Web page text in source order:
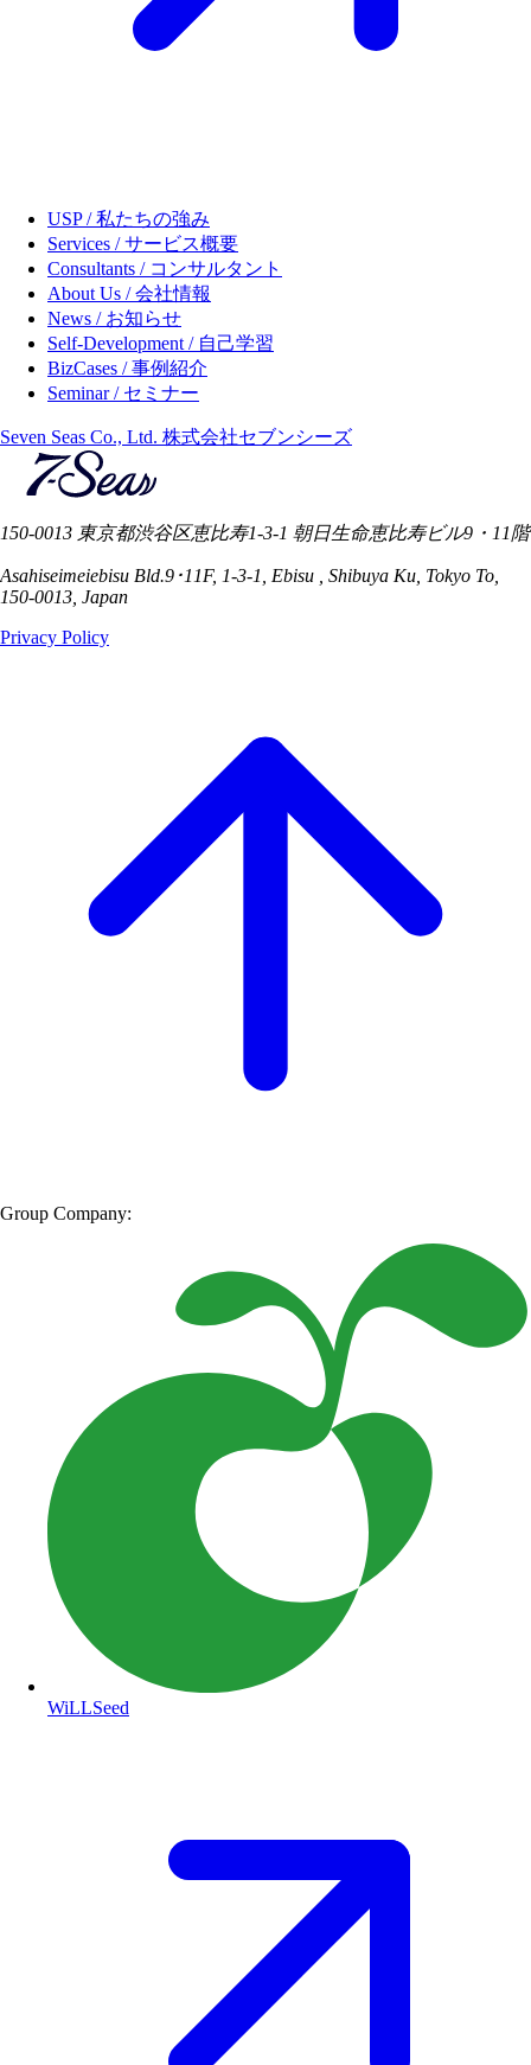
USP / 私たちの強み
Services / サービス概要
Consultants / コンサルタント
About Us / 会社情報
News / お知らせ
Self-Development / 自己学習
BizCases / 事例紹介
Seminar / セミナー
Seven Seas Co., Ltd. 株式会社セブンシーズ
150-0013 東京都渋谷区恵比寿1-3-1 朝日生命恵比寿ビル9・11階
Asahiseimeiebisu Bld.9･11F, 1-3-1, Ebisu , Shibuya Ku, Tokyo To,
150-0013, Japan
Privacy Policy
Group Company:
WiLLSeed